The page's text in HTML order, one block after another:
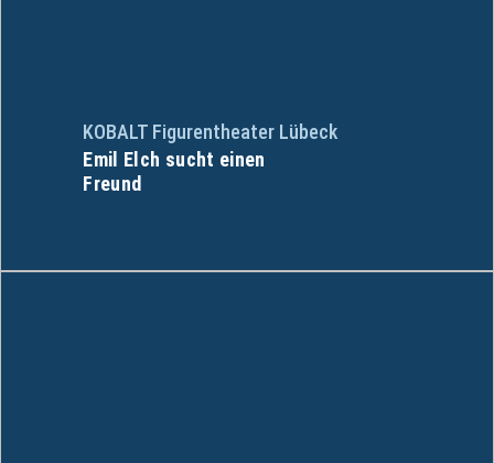
KOBALT Figurentheater Lübeck
Emil Elch sucht einen
Freund